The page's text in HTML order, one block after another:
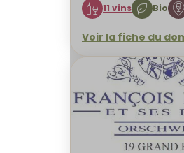
11 vins Bio
Voir la fiche du